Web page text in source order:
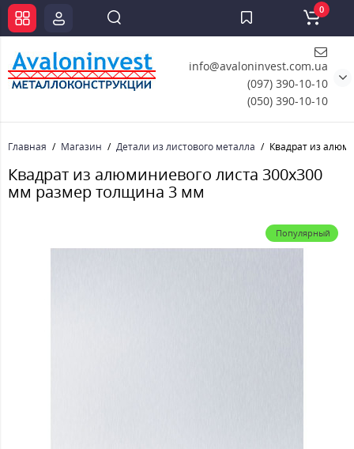
info@avaloninvest.com.ua
(097) 390-10-10
(050) 390-10-10
0
Главная Магазин Детали из листового металла Квадрат из
Квадрат из алюминиевого листа 300х300
мм размер толщина 3 мм
Популярный